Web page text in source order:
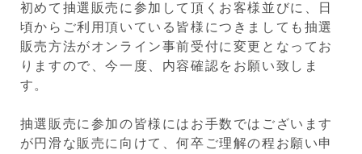
初めて抽選販売に参加して頂くお客様並びに、日
頃からご利用頂いている皆様につきましても抽選
販売方法がオンライン事前受付に変更となってお
りますので、今一度、内容確認をお願い致しま
す。
抽選販売に参加の皆様にはお手数ではございます
が円滑な販売に向けて、何卒ご理解の程お願い申